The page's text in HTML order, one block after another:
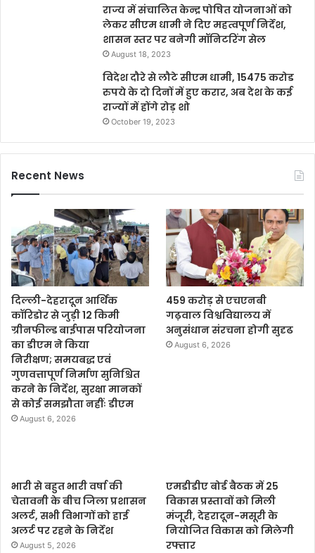
राज्य में संचालित केन्द्र पोषित योजनाओं को
लेकर सीएम धामी ने दिए महत्वपूर्ण निर्देश,
शासन स्तर पर बनेगी मॉनिटरिंग सेल
August 18, 2023
विदेश दौरे से लौटे सीएम धामी, 15475 करोड
रुपये के दो दिनों में हुए करार, अब देश के कई
राज्यों में होंगे रोड़ शो
October 19, 2023
Recent News
दिल्ली-देहरादून आर्थिक
कॉरिडोर से जुड़ी 12 किमी
ग्रीनफील्ड बाईपास परियोजना
का डीएम ने किया
निरीक्षण; समयबद्ध एवं
गुणवत्तापूर्ण निर्माण सुनिश्चित
करने के निर्देश, सुरक्षा मानकों
से कोई समझौता नहींः डीएम
August 6, 2026
459 करोड़ से एचएनबी
गढ़वाल विश्वविद्यालय में
अनुसंधान संरचना होगी सुदृढ
August 6, 2026
भारी से बहुत भारी वर्षा की
चेतावनी के बीच जिला प्रशासन
अलर्ट, सभी विभागों को हाई
अलर्ट पर रहने के निर्देश
August 5, 2026
एमडीडीए बोर्ड बैठक में 25
विकास प्रस्तावों को मिली
मंजूरी, देहरादून-मसूरी के
नियोजित विकास को मिलेगी
रफ्तार